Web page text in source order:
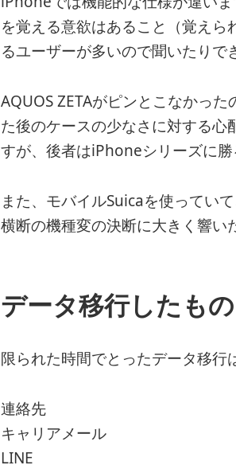
を覚える意欲はあること（覚え
るユーザーが多いので聞いたりで
AQUOS ZETAがピンとこなかっ
た後のケースの少なさに対する心
すが、後者はiPhoneシリーズに勝
また、モバイルSuicaを使ってい
横断の機種変の決断に大きく響い
データ移行したも
限られた時間でとったデータ移行
連絡先
キャリアメール
LINE